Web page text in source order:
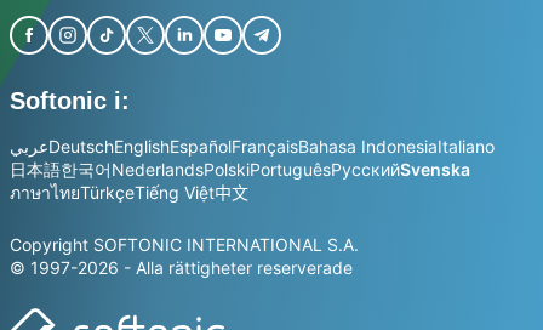
Softonic i:
عربيDeutschEnglishEspañolFrançaisBahasa IndonesiaItaliano
日本語한국어NederlandsPolskiPortuguêsРусскийSvenska
ภาษาไทยTürkçeTiếng Việt中文
Copyright SOFTONIC INTERNATIONAL S.A.
© 1997-2026 - Alla rättigheter reserverade